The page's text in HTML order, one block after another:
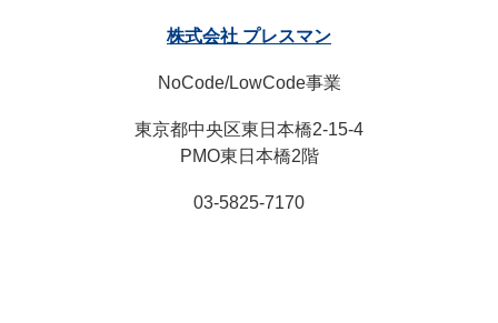
株式会社 プレスマン
NoCode/LowCode事業
東京都中央区東日本橋2-15-4
PMO東日本橋2階
03-5825-7170